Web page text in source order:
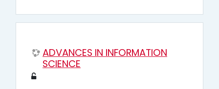
ADVANCES IN INFORMATION
SCIENCE